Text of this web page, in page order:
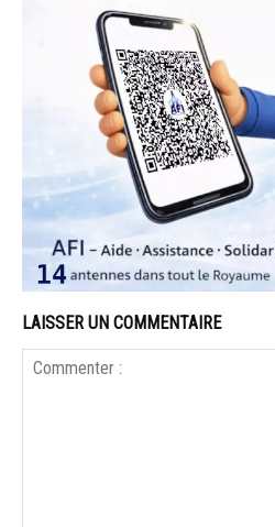
LAISSER UN COMMENTAIRE